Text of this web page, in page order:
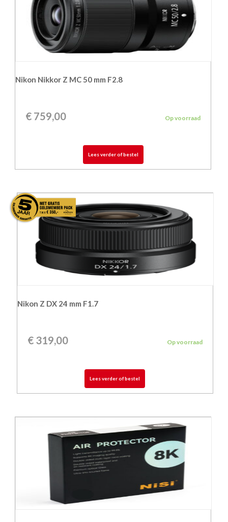
Nikon Nikkor Z MC 50 mm F2.8
€ 759,00 Op voorraad
Lees verder of bestel
Nikon Z DX 24 mm F1.7
€319,00 Op voorraad
Lees verder of bestel